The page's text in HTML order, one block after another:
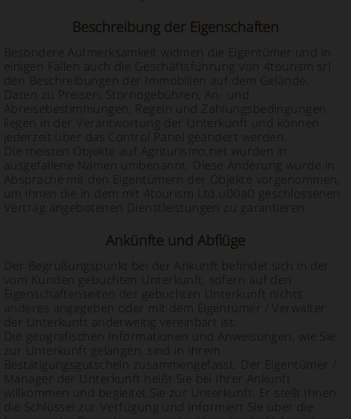
Beschreibung der Eigenschaften
Besondere Aufmerksamkeit widmen die Eigentümer und in
einigen Fällen auch die Geschäftsführung von 4tourism srl
den Beschreibungen der Immobilien auf dem Gelände.
Daten zu Preisen, Stornogebühren, An- und
Abreisebestimmungen, Regeln und Zahlungsbedingungen
liegen in der Verantwortung der Unterkunft und können
jederzeit über das Control Panel geändert werden.
Die meisten Objekte auf Agriturismo.net wurden in
ausgefallene Namen umbenannt. Diese Änderung wurde in
Absprache mit den Eigentümern der Objekte vorgenommen,
um ihnen die in dem mit 4tourism Ltd.u00a0 geschlossenen
Vertrag angebotenen Dienstleistungen zu garantieren
Ankünfte und Abflüge
Der Begrüßungspunkt bei der Ankunft befindet sich in der
vom Kunden gebuchten Unterkunft, sofern auf den
Eigenschaftenseiten der gebuchten Unterkunft nichts
anderes angegeben oder mit dem Eigentümer / Verwalter
der Unterkunft anderweitig vereinbart ist.
Die geografischen Informationen und Anweisungen, wie Sie
zur Unterkunft gelangen, sind in Ihrem
Bestätigungsgutschein zusammengefasst. Der Eigentümer /
Manager der Unterkunft heißt Sie bei Ihrer Ankunft
willkommen und begleitet Sie zur Unterkunft. Er stellt Ihnen
die Schlüssel zur Verfügung und informiert Sie über die